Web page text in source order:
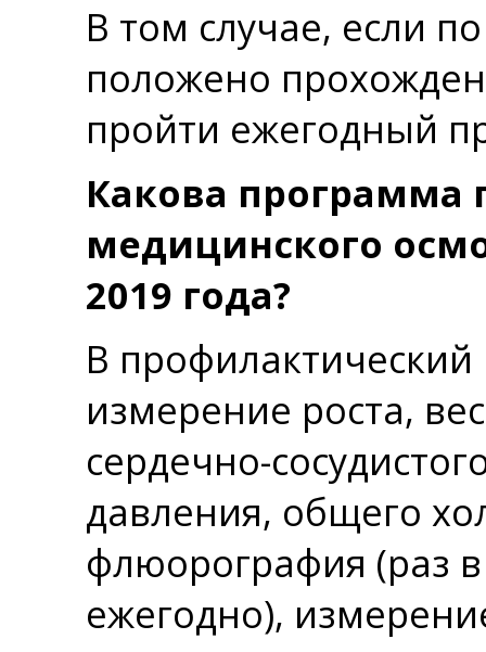
В том случае, если
положено
пройти ежегодный
Какова программа
медицинского
2019 года?
В
измерение роста,
сердечно-
давления, общего
флюорография (раз в
ежегодно),